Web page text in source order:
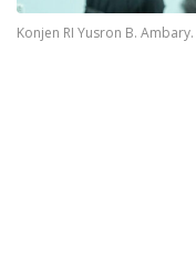
Konjen RI Yusron B.